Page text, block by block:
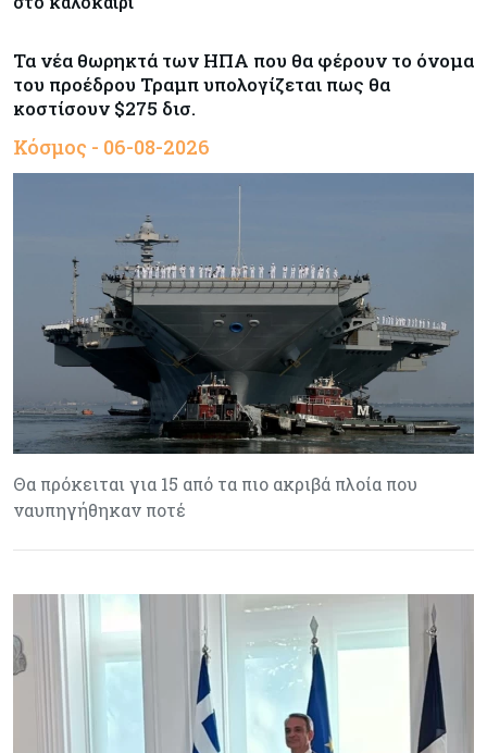
Τα νέα θωρηκτά των ΗΠΑ που θα φέρουν το όνομα
του προέδρου Τραμπ υπολογίζεται πως θα
κοστίσουν $275 δισ.
Κόσμος - 06-08-2026
Θα πρόκειται για 15 από τα πιο ακριβά πλοία που
ναυπηγήθηκαν ποτέ